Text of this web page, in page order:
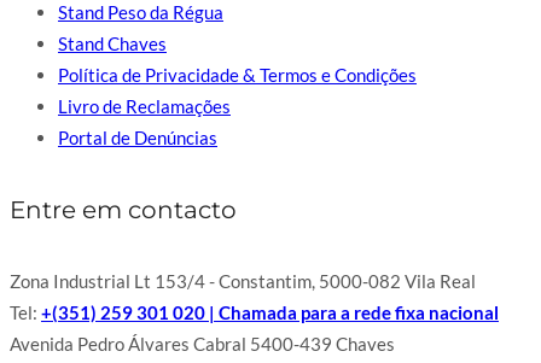
Stand Peso da Régua
Stand Chaves
Política de Privacidade & Termos e Condições
Livro de Reclamações
Portal de Denúncias
Entre em contacto
Zona Industrial Lt 153/4 - Constantim, 5000-082 Vila Real
Tel: +(351) 259 301 020 | Chamada para a rede fixa nacional
Avenida Pedro Álvares Cabral 5400-439 Chaves